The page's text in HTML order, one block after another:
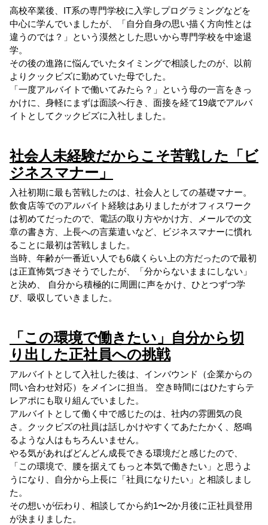
高校卒業後、IT系の専門学校に入学しプログラミングなどを
中心に学んでいましたが、「自分自身の思い描く方向性とは
違うのでは？」という漠然とした思いから専門学校を中途退
学。
その後の進路に悩んでいたタイミングで相談したのが、以前
よりクックビズに勤めていた母でした。
「一度アルバイトで働いてみたら？」という母の一言をきっ
かけに、身軽にまずは面談へ行き、面接を経て19歳でアルバ
イトとしてクックビズに入社しました。
社会人未経験だからこそ苦戦した「ビ
ジネスマナー」
入社初期に最も苦戦したのは、社会人としての基礎マナー。
飲食店等でのアルバイト経験はありましたがオフィスワーク
は初めてだったので、電話の取り方やかけ方、メールでの文
章の書き方、上長への言葉遣いなど、ビジネスマナーに慣れ
ることに最初は苦戦しました。
当時、年齢が一番近い人でも6歳くらい上の方だったので最初
は正直怖気づきそうでしたが、「分からないままにしない」
と決め、 自分から積極的に周囲に声をかけ、ひとつずつ学
び、吸収していきました。
「この環境で働きたい」自分から切
り出した正社員への挑戦
アルバイトとして入社した後は、インバウンド（企業からの
問い合わせ対応）をメインに担当。 空き時間にはひたすらテ
レアポにも取り組んでいました。
アルバイトとして働く中で感じたのは、社内の雰囲気の良
さ。クックビズの社員は話しかけやすくてあたたかく、怒鳴
るような人はもちろんいません。
やる気があればどんどん成長できる環境だと感じたので、
「この環境で、腰を据えてもっと本気で働きたい」と思うよ
うになり、自分から上長に「社員になりたい」と相談しまし
た。
その想いが伝わり、相談してから約1〜2か月後に正社員登用
が決まりました。